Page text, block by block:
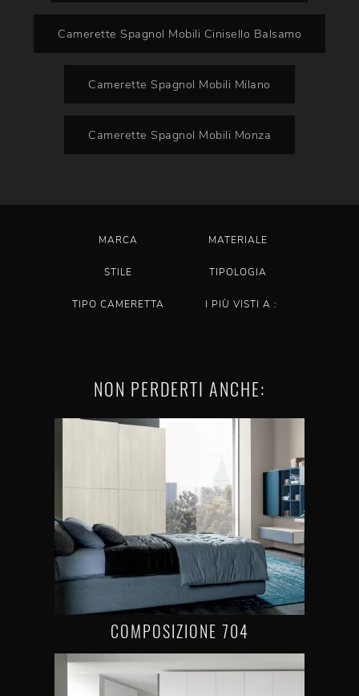
Camerette Spagnol Mobili Cinisello Balsamo
Camerette Spagnol Mobili Milano
Camerette Spagnol Mobili Monza
MARCA MATERIALE
STILE TIPOLOGIA
TIPO CAMERETTA I PIÙ VISTI A :
NON PERDERTI ANCHE:
COMPOSIZIONE 704